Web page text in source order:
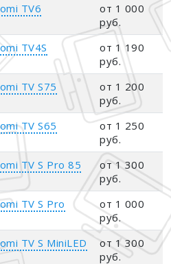
TV6
от 1 000
руб.
TV4S
от 1 190
руб.
TV S75
от 1 200
руб.
TV S65
от 1 250
руб.
TV S Pro 85
от 1 300
руб.
TV S Pro
от 1 000
руб.
TV S MiniLED
от 1 300
руб.